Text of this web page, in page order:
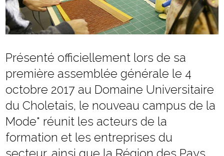
Présenté officiellement lors de sa
première assemblée générale le 4
octobre 2017 au Domaine Universitaire
du Choletais, le nouveau campus de la
Mode* réunit les acteurs de la
formation et les entreprises du